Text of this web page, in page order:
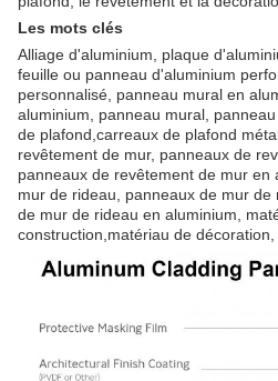
Les mots clés
Alliage d'aluminium, plaque
feuille ou panneau d'aluminium
personnalisé, panneau mural en
aluminium, panneau mural,
de plafond,carreaux de plafond
revêtement de mur, panneaux de
panneaux de revêtement de mur en
mur de rideau, panneaux de mur
de mur de rideau en aluminium,
construction,matériau de